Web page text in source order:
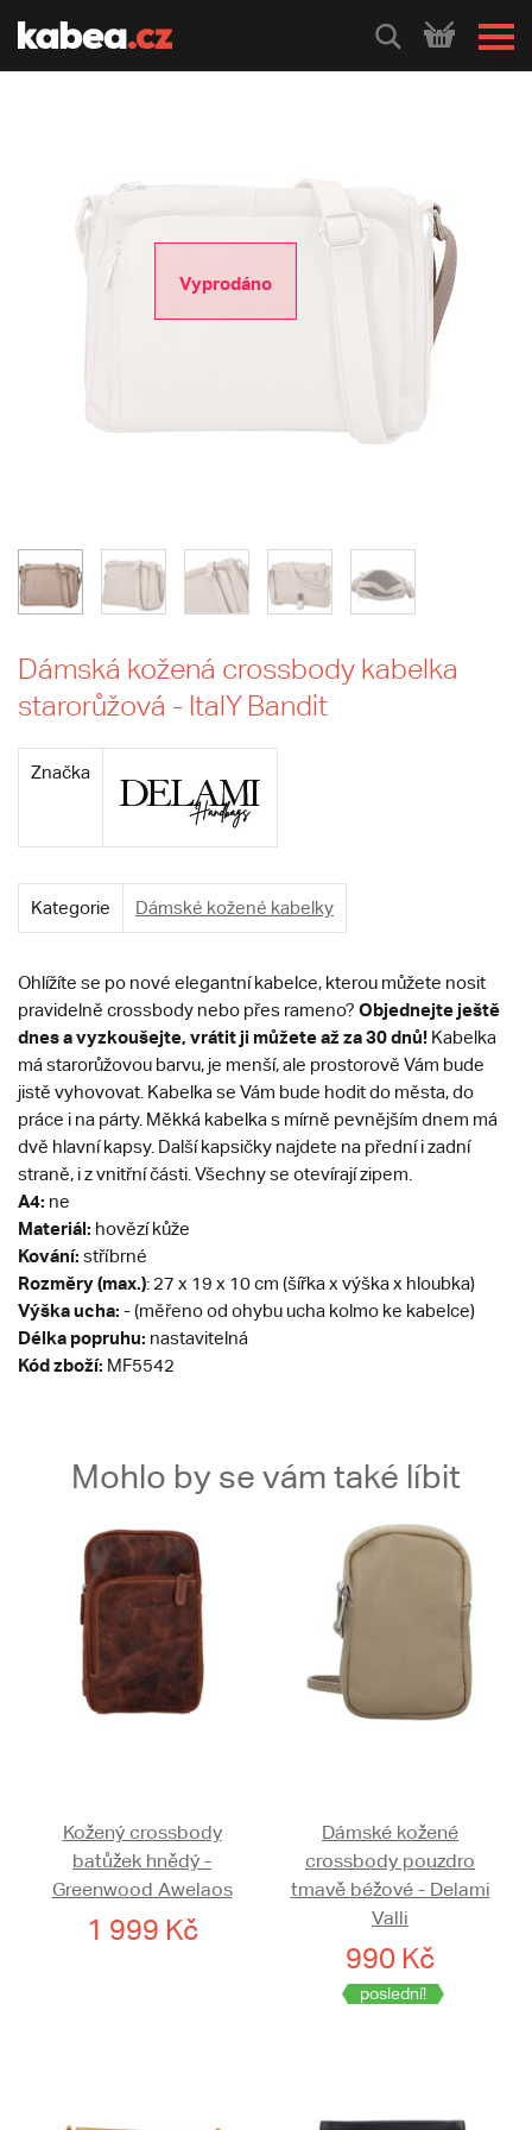
HLEDEJ
Vyprodáno
Dámská kožená crossbody kabelka
starorůžová - ItalY Bandit
Značka
Kategorie Dámské kožené kabelky
Ohlížíte se po nové elegantní kabelce, kterou můžete nosit
pravidelně crossbody nebo přes rameno? Objednejte ještě
dnes a vyzkoušejte, vrátit ji můžete až za 30 dnů! Kabelka
má starorůžovou barvu, je menší, ale prostorově Vám bude
jistě vyhovovat. Kabelka se Vám bude hodit do města, do
práce i na párty. Měkká kabelka s mírně pevnějším dnem má
dvě hlavní kapsy. Další kapsičky najdete na přední i zadní
straně, i z vnitřní části. Všechny se otevírají zipem.
A4: ne
Materiál: hovězí kůže
Kování: stříbrné
Rozměry (max.): 27 x 19 x 10 cm (šířka x výška x hloubka)
Výška ucha: - (měřeno od ohybu ucha kolmo ke kabelce)
Délka popruhu: nastavitelná
Kód zboží: MF5542
Mohlo by se vám také líbit
Kožený crossbody
batůžek hnědý -
Greenwood Awelaos
1 999 Kč
Dámské kožené
crossbody pouzdro
tmavě béžové - Delami
Valli
990 Kč
poslední!